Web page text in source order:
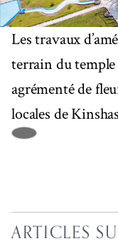
Les travaux
terrain du
agrémenté de
locales de
ARTICLES